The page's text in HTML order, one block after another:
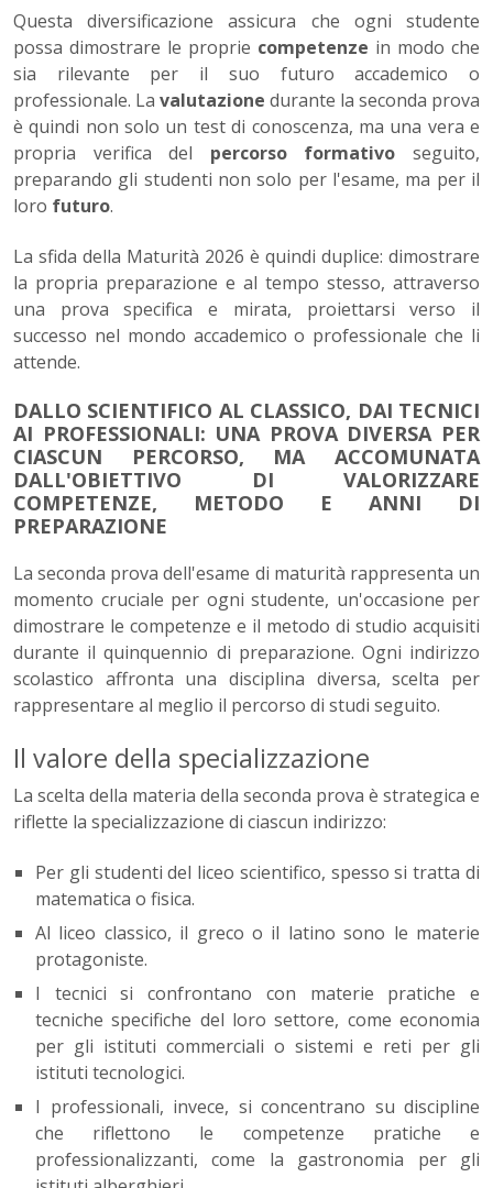
Questa diversificazione assicura che ogni studente
possa dimostrare le proprie competenze in modo che
sia rilevante per il suo futuro accademico o
professionale. La valutazione durante la seconda prova
è quindi non solo un test di conoscenza, ma una vera e
propria verifica del percorso formativo seguito,
preparando gli studenti non solo per l'esame, ma per il
loro futuro.
La sfida della Maturità 2026 è quindi duplice: dimostrare
la propria preparazione e al tempo stesso, attraverso
una prova specifica e mirata, proiettarsi verso il
successo nel mondo accademico o professionale che li
attende.
DALLO SCIENTIFICO AL CLASSICO, DAI TECNICI
AI PROFESSIONALI: UNA PROVA DIVERSA PER
CIASCUN PERCORSO, MA ACCOMUNATA
DALL'OBIETTIVO DI VALORIZZARE
COMPETENZE, METODO E ANNI DI
PREPARAZIONE
La seconda prova dell'esame di maturità rappresenta un
momento cruciale per ogni studente, un'occasione per
dimostrare le competenze e il metodo di studio acquisiti
durante il quinquennio di preparazione. Ogni indirizzo
scolastico affronta una disciplina diversa, scelta per
rappresentare al meglio il percorso di studi seguito.
Il valore della specializzazione
La scelta della materia della seconda prova è strategica e
riflette la specializzazione di ciascun indirizzo:
Per gli studenti del liceo scientifico, spesso si tratta di
matematica o fisica.
Al liceo classico, il greco o il latino sono le materie
protagoniste.
I tecnici si confrontano con materie pratiche e
tecniche specifiche del loro settore, come economia
per gli istituti commerciali o sistemi e reti per gli
istituti tecnologici.
I professionali, invece, si concentrano su discipline
che riflettono le competenze pratiche e
professionalizzanti, come la gastronomia per gli